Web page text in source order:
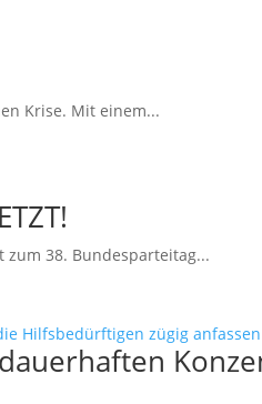
Krise. Mit einem...
zum 38. Bundesparteitag...